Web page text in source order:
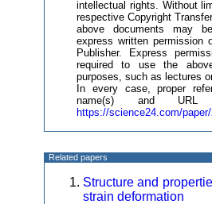
intellectual rights. Without
respective Copyright
above documents may
express written permission
Publisher. Express
required to use the
purposes, such as lectures
In every case, proper
name(s) and
https://science24.com/
Related papers
Structure and
strain deformation